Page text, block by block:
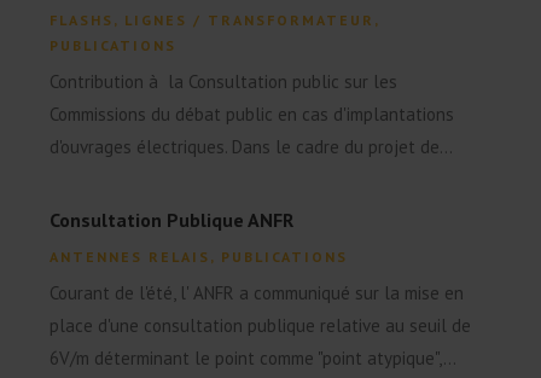
FLASHS , LIGNES / TRANSFORMATEUR ,
PUBLICATIONS
Contribution à la Consultation public sur les
Commissions du débat public en cas d'implantations
d'ouvrages électriques. Dans le cadre du projet de...
Consultation Publique ANFR
ANTENNES RELAIS , PUBLICATIONS
Courant de l'été, l' ANFR a communiqué sur la mise en
place d'une consultation publique relative au seuil de
6V/m déterminant le point comme "point atypique",...